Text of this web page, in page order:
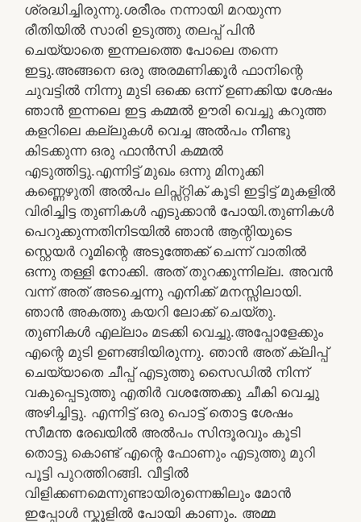
ശ്രദ്ധിച്ചിരുന്നു.ശരീരം നന്നായി മറയുന്ന
രീതിയിൽ സാരി ഉടുത്തു തലപ്പ് പിൻ
ചെയ്യാതെ ഇന്നലത്തെ പോലെ തന്നെ
ഇട്ടു.അങ്ങനെ ഒരു അരമണിക്കൂർ ഫാനിന്റെ
ചുവട്ടിൽ നിന്നു മുടി ഒക്കെ ഒന്ന് ഉണക്കിയ ശേഷം
ഞാൻ ഇന്നലെ ഇട്ട കമ്മൽ ഊരി വെച്ചു കറുത്ത
കളറിലെ കല്ലുകൾ വെച്ച അൽപം നീണ്ടു
കിടക്കുന്ന ഒരു ഫാൻസി കമ്മൽ
എടുത്തിട്ടു.എന്നിട്ട് മുഖം ഒന്നു മിനുക്കി
കണ്ണെഴുതി അൽപം ലിപ്സ്റ്റിക് കൂടി ഇട്ടിട്ട് മുകളിൽ
വിരിച്ചിട്ട തുണികൾ എടുക്കാൻ പോയി.തുണികൾ
പെറുക്കുന്നതിനിടയിൽ ഞാൻ ആന്റിയുടെ
സ്റ്റെയർ റൂമിന്റെ അടുത്തേക്ക് ചെന്ന് വാതിൽ
ഒന്നു തള്ളി നോക്കി. അത് തുറക്കുന്നില്ല. അവൻ
വന്ന് അത് അടച്ചെന്നു എനിക്ക് മനസ്സിലായി.
ഞാൻ അകത്തു കയറി ലോക്ക് ചെയ്തു.
തുണികൾ എല്ലാം മടക്കി വെച്ചു.അപ്പോളേക്കും
എന്റെ മുടി ഉണങ്ങിയിരുന്നു. ഞാൻ അത് ക്ലിപ്പ്
ചെയ്യാതെ ചീപ്പ് എടുത്തു സൈഡിൽ നിന്ന്
വകുപ്പെടുത്തു എതിർ വശത്തേക്കു ചീകി വെച്ചു
അഴിച്ചിട്ടു. എന്നിട്ട് ഒരു പൊട്ട് തൊട്ട ശേഷം
സീമന്ത രേഖയിൽ അൽപം സിന്ദൂരവും കൂടി
തൊട്ടു കൊണ്ട് എന്റെ ഫോണും എടുത്തു മുറി
പൂട്ടി പുറത്തിറങ്ങി. വീട്ടിൽ
വിളിക്കണമെന്നുണ്ടായിരുന്നെങ്കിലും മോൻ
ഇപ്പോൾ സ്കൂളിൽ പോയി കാണും. അമ്മ